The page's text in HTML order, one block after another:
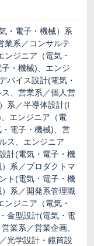
・電子・機械）系
業系／コンサルテ
ンジニア（電気・
・機械)、エンジ
バイス設計(電気・
、営業系／個人営
系／半導体設計(I
エンジニア（電
電子・機械)、営
ス、エンジニア
計(電気・電子・機
系／プロダクトマ
ト(電気・電子・機
系／開発系管理職
ジニア（電気・
金型設計(電気・電
業系／営業企画、
光学設計・鏡筒設